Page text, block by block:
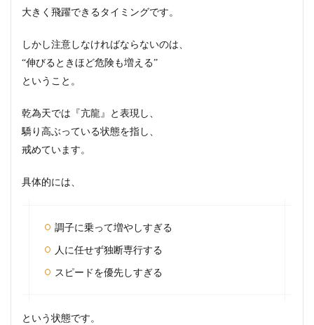
大きく飛躍できるタイミングです。
しかし注意しなければならないのは、
“伸びるときほど危険も増える”
ということ。
乾為天では『亢龍』と表現し、
驕り高ぶっている状態を指し、
戒めています。
具体的には、
調子に乗って増やしすぎる
人に任せず独断専行する
スピードを優先しすぎる
という状態です。